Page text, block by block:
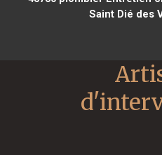
Saint Dié des